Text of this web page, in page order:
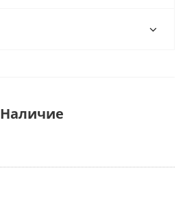
Наличие